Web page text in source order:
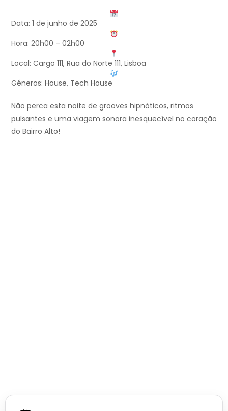
Data: 1 de junho de 2025
Hora: 20h00 – 02h00
Local: Cargo 111, Rua do Norte 111, Lisboa
Géneros: House, Tech House
Não perca esta noite de grooves hipnóticos, ritmos
pulsantes e uma viagem sonora inesquecível no coração
do Bairro Alto!